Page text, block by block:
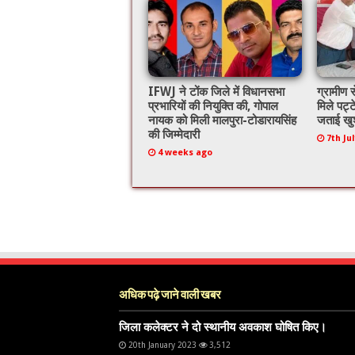
IFWJ ने टोंक जिले में विधानसभा
प्रभारियों की नियुक्ति की, गोपाल
नायक को मिली मालपुरा-टोडारायसिंह
की जिम्मेदारी
4 weeks ago
ग्रामीण
मिले
जताई
7th
अधिक पढ़े जाने वाली खबर
जिला कलेक्टर ने दो स्थानीय अवकाश घोषित किए।
20th January 2023 3,512